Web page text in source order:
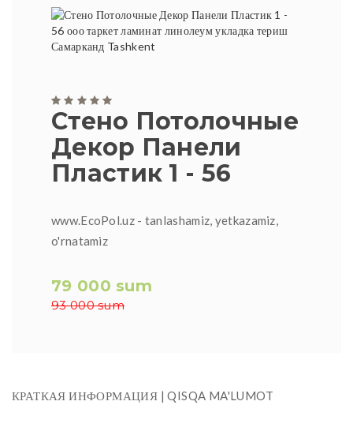
Стено Потолочные
Декор Панели
Пластик 1 - 56
www.EcoPol.uz - tanlashamiz, yetkazamiz,
o'rnatamiz
79 000 sum
93 000 sum
КРАТКАЯ ИНФОРМАЦИЯ | QISQA MA'LUMOT